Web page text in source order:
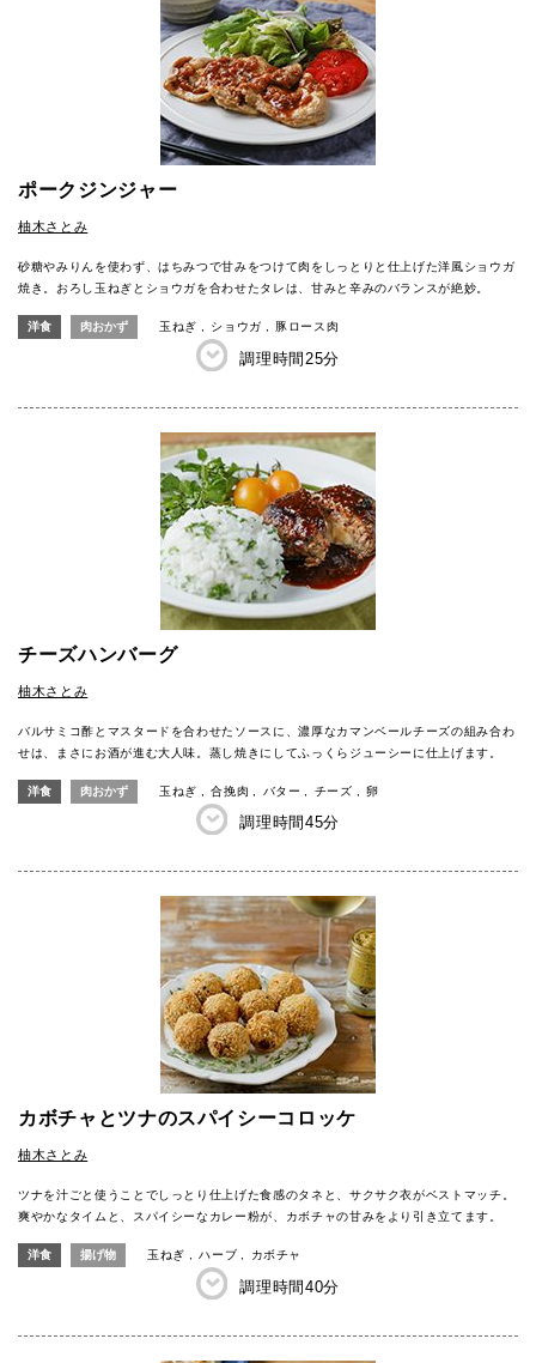
ポークジンジャー
柚木さとみ
砂糖やみりんを使わず、はちみつで甘みをつけて肉をしっとりと仕上げた洋風ショウガ
焼き。おろし玉ねぎとショウガを合わせたタレは、甘みと辛みのバランスが絶妙。
洋食 肉おかず 玉ねぎ ショウガ 豚ロース肉
調理時間 25分
チーズハンバーグ
柚木さとみ
バルサミコ酢とマスタードを合わせたソースに、濃厚なカマンベールチーズの組み合わ
せは、まさにお酒が進む大人味。蒸し焼きにしてふっくらジューシーに仕上げます。
洋食 肉おかず 玉ねぎ 合挽肉 バター チーズ 卵
調理時間45分
カボチャとツナのスパイシーコロッケ
柚木さとみ
ツナを汁ごと使うことでしっとり仕上げた食感のタネと、サクサク衣がベストマッチ。
爽やかなタイムと、スパイシーなカレー粉が、カボチャの甘みをより引き立てます。
洋食 揚げ物 玉ねぎ ハーブ カボチャ
調理時間40分